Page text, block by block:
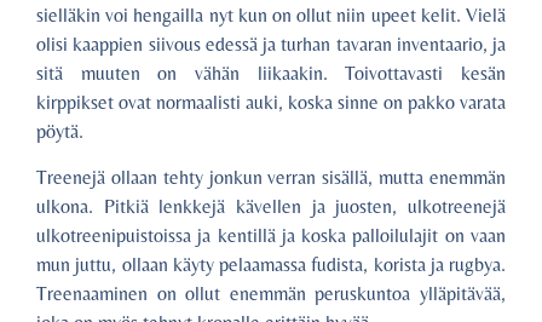
sielläkin voi hengailla nyt kun on ollut niin upeet kelit. Vielä
olisi kaappien siivous edessä ja turhan tavaran inventaario, ja
sitä muuten on vähän liikaakin. Toivottavasti kesän
kirppikset ovat normaalisti auki, koska sinne on pakko varata
pöytä.
Treenejä ollaan tehty jonkun verran sisällä, mutta enemmän
ulkona. Pitkiä lenkkejä kävellen ja juosten, ulkotreenejä
ulkotreenipuistoissa ja kentillä ja koska palloilulajit on vaan
mun juttu, ollaan käyty pelaamassa fudista, korista ja rugbya.
Treenaaminen on ollut enemmän peruskuntoa ylläpitävää,